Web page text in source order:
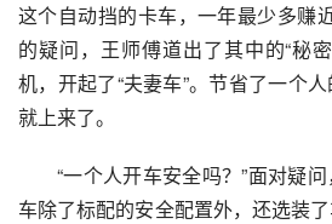
这个自动挡的卡车，一年最少多赚
的疑问，王师傅道出了其中的“秘
机，开起了“夫妻车”。节省了一个
就上来了。
“一个人开车安全吗？”面对疑
车除了标配的安全配置外，还选装